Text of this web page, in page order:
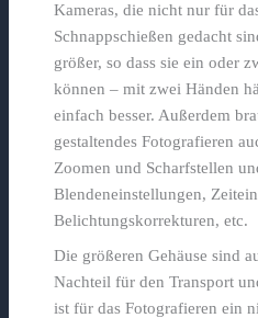
Kameras, die nicht nur für
Schnappschießen gedacht
größer, so dass sie ein oder
können – mit zwei Händen
einfach besser. Außerdem
gestaltendes Fotografieren
Zoomen und Scharfstellen
Blendeneinstellungen,
Belichtungskorrekturen, etc.
Die größeren Gehäuse sind
Nachteil für den Transport
ist für das Fotografieren ein